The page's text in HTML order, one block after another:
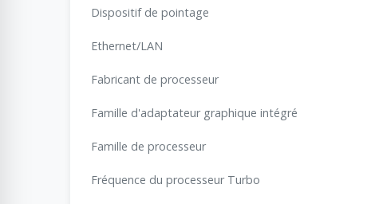
Dispositif de pointage
Ethernet/LAN
Fabricant de processeur
Famille d'adaptateur graphique intégré
Famille de processeur
Fréquence du processeur Turbo